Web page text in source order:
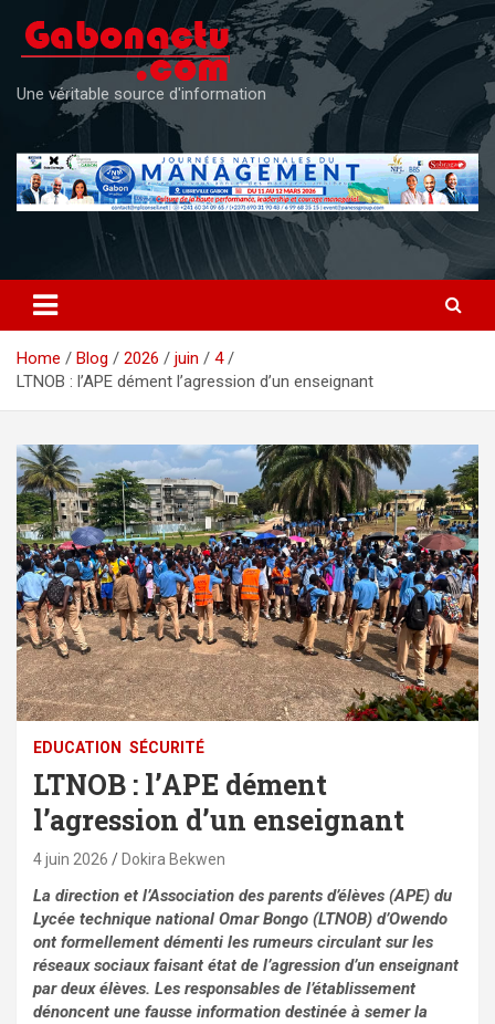
content
Une véritable source d'information
Home Blog 2026 juin
4
LTNOB : l’APE dément l’agression d’un enseignant
EDUCATION SÉCURITÉ
LTNOB : l’APE dément
l’agression d’un enseignant
4 juin 2026 Dokira Bekwen
La direction et l’Association des parents d’élèves (APE) du
Lycée technique national Omar Bongo (LTNOB) d’Owendo
ont formellement démenti les rumeurs circulant sur les
réseaux sociaux faisant état de l’agression d’un enseignant
par deux élèves. Les responsables de l’établissement
dénoncent une fausse information destinée à semer la